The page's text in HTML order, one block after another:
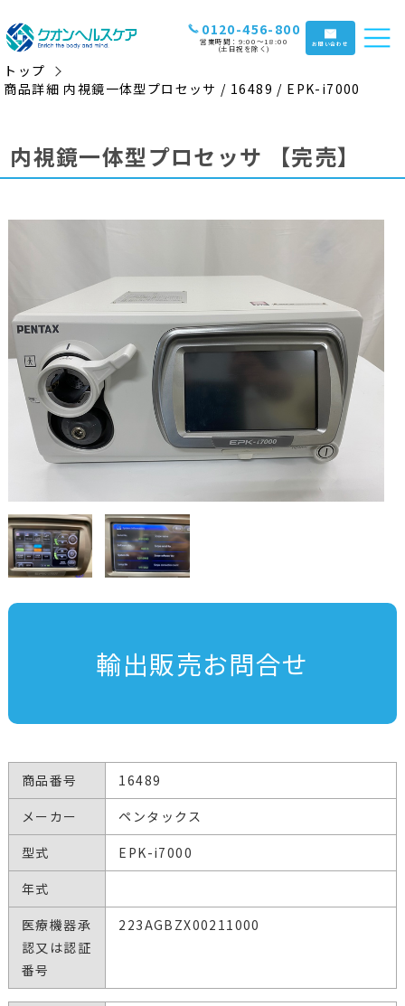
0120-456-800
営業時間：9:00〜18:00
(土日祝を除く) お問い合わせ
トップ
商品詳細 内視鏡一体型プロセッサ / 16489 / EPK-i7000
内視鏡一体型プロセッサ 【完売】
輸出販売お問合せ
商品番号
16489
メーカー
ペンタックス
型式
EPK-i7000
年式
医療機器承
認又は認証
番号
223AGBZX00211000